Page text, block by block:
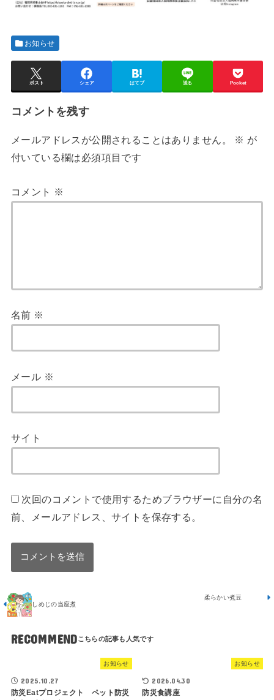
お知らせ
ポスト シェア はてブ 送る Pocket
コメントを残す
メールアドレスが公開されることはありません。 ※ が
付いている欄は必須項目です
コメント ※
名前 ※
メール ※
サイト
次回のコメントで使用するためブラウザーに自分の名
前、メールアドレス、サイトを保存する。
しめじの当座煮
柔らかい煮豆
RECOMMEND
お知らせ
2025.10.27
防災Eatプロジェクト ペット防災
お知らせ
2026.04.30
防災食講座